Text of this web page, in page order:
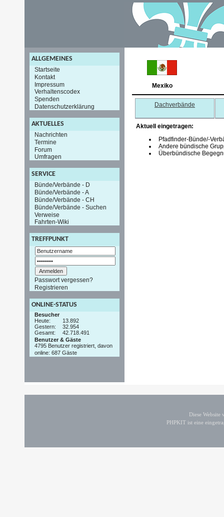
ALLGEMEINES
Startseite
Kontakt
Impressum
Verhaltenscodex
Spenden
Datenschutzerklärung
AKTUELLES
Nachrichten
Termine
Forum
Umfragen
SERVICE
Bünde/Verbände - D
Bünde/Verbände - A
Bünde/Verbände - CH
Bünde/Verbände - Suchen
Verweise
Fahrten-Wiki
TREFFPUNKT
Passwort vergessen?
Registrieren
ONLINE-STATUS
Besucher
Heute:
13.892
Gestern:
32.954
Gesamt:
42.718.491
Benutzer & Gäste
4795 Benutzer registriert, davon
online: 687 Gäste
Mexiko
Dachverbände
Aktuell eingetragen:
Pfadfinder-Bünde/-
Andere bündische
Überbündische
Diese
PHPKIT ist eine